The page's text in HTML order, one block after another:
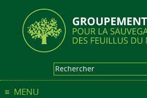
MENU